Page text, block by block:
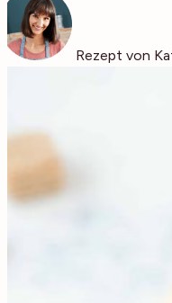
Rezept von